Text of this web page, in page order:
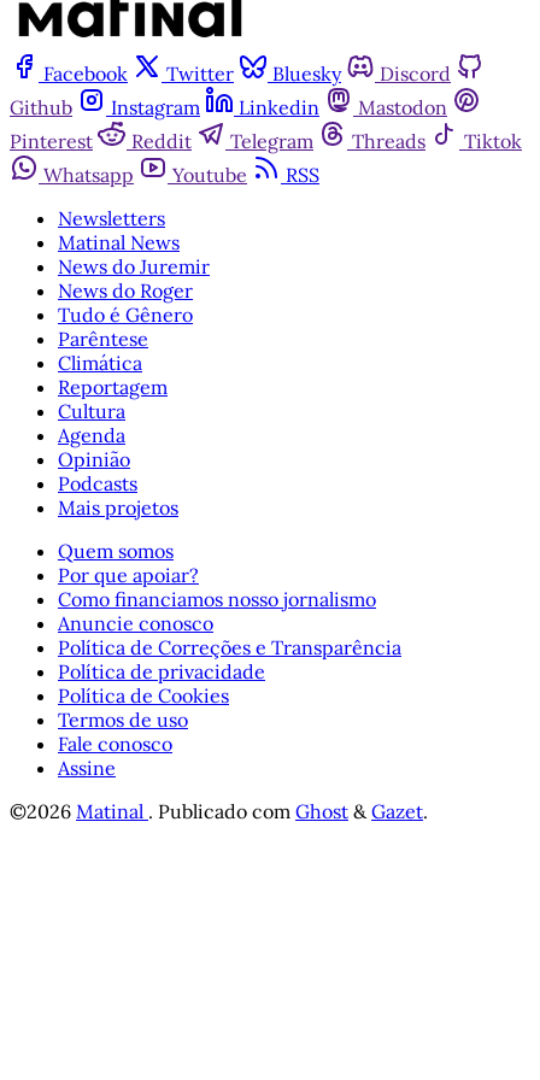
Facebook Twitter Bluesky
Discord
Github
Instagram Linkedin
Mastodon
Pinterest
Reddit Telegram Threads
Tiktok
Whatsapp
Youtube
RSS
Newsletters
Matinal News
News do Juremir
News do Roger
Tudo é Gênero
Parêntese
Climática
Reportagem
Cultura
Agenda
Opinião
Podcasts
Mais projetos
Quem somos
Por que apoiar?
Como financiamos nosso jornalismo
Anuncie conosco
Política de Correções e Transparência
Política de privacidade
Política de Cookies
Termos de uso
Fale conosco
Assine
©2026 Matinal . Publicado com Ghost & Gazet.